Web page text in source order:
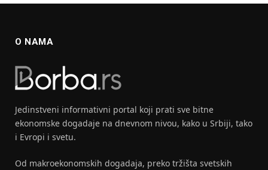
O NAMA
Jedinstveni informativni portal koji prati sve bitne
ekonomske dogadaje na dnevnom nivou, kako u Srbiji, tako
i Evropi i svetu.
Od makroekonomskih dogadaja, preko tržišta svetskih